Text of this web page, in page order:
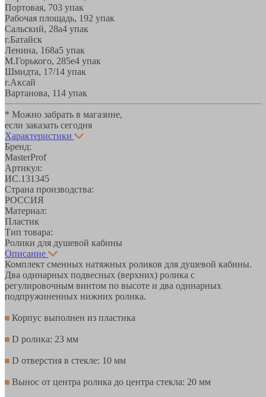
Портовая, 703 упак
Рабочая площадь, 192 упак
Сальский, 28a4 упак
г.Батайск
Ленина, 168а5 упак
М.Горького, 285е4 упак
Шмидта, 17/14 упак
г.Аксай
Вартанова, 114 упак
* Можно забрать в магазине,
если заказать сегодня
Характеристики
Бренд:
MasterProf
Артикул:
ИС.131345
Страна производства:
РОССИЯ
Материал:
Пластик
Тип товара:
Ролики для душевой кабины
Описание
Комплект сменных натяжных роликов для душевой кабины.
Два одинарных подвесных (верхних) ролика с
регулировочным винтом по высоте и два одинарных
подпружиненных нижних ролика.
Корпус выполнен из пластика
D ролика: 23 мм
D отверстия в стекле: 10 мм
Вынос от центра ролика до центра стекла: 20 мм